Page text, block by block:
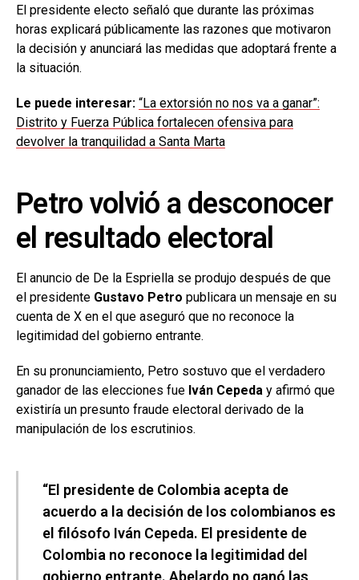
El presidente electo señaló que durante las próximas
horas explicará públicamente las razones que motivaron
la decisión y anunciará las medidas que adoptará frente a
la situación.
Le puede interesar: “La extorsión no nos va a ganar”:
Distrito y Fuerza Pública fortalecen ofensiva para
devolver la tranquilidad a Santa Marta
Petro volvió a desconocer
el resultado electoral
El anuncio de De la Espriella se produjo después de que
el presidente Gustavo Petro publicara un mensaje en su
cuenta de X en el que aseguró que no reconoce la
legitimidad del gobierno entrante.
En su pronunciamiento, Petro sostuvo que el verdadero
ganador de las elecciones fue Iván Cepeda y afirmó que
existiría un presunto fraude electoral derivado de la
manipulación de los escrutinios.
“El presidente de Colombia acepta de
acuerdo a la decisión de los colombianos es
el filósofo Iván Cepeda. El presidente de
Colombia no reconoce la legitimidad del
gobierno entrante. Abelardo no ganó las